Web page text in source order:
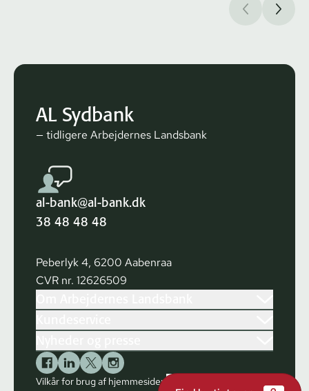
AL Sydbank
— tidligere Arbejdernes Landsbank
al-bank@al-bank.dk
38 48 48 48
Peberlyk 4, 6200 Aabenraa
CVR nr. 12626509
Vilkår for brug af hjemmesidenCookies